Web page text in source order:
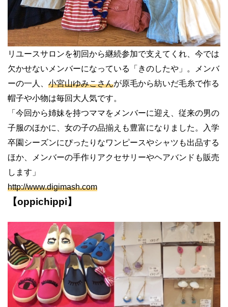
リユースサロンを初回から継続参加で支えてくれ、今では
欠かせないメンバーになっている「きのしたや」。メンバ
ーの一人、 小宮山ゆみこさんが原毛から紡いだ毛糸で作る
帽子や小物は毎回大人気です。
「今回から姉妹を持つママをメンバーに迎え、従来の男の
子服のほかに、女の子の品揃えも豊富になりました。入学
卒園シーズンにぴったりなワンピースやシャツも出品する
ほか、メンバーの手作りアクセサリーやヘアバンドも販売
します」
http://www.digimash.com
【oppichippi】